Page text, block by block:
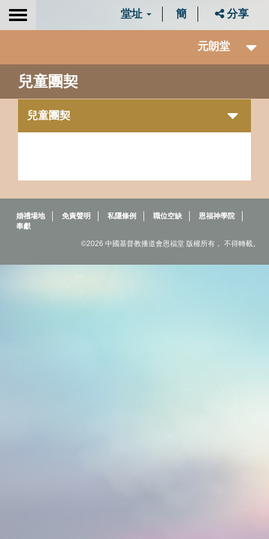
Toggle
堂址 簡 分享
元朗堂
兒童團契
兒童團契
婚禮場地 免責聲明 私隱條例 職位空缺
恩福神學院
奉獻
©2026 中國基督教播道會恩福堂 版權所有， 不得轉載。